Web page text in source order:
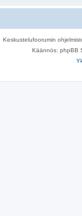
Keskustelufoorumin
Käännös: phpBB